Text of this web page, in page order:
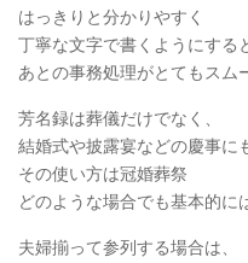
はっきりと分かりやすく
丁寧な文字で書くようにする
あとの事務処理がとてもスム
芳名録は葬儀だけでなく、
結婚式や披露宴などの慶事に
その使い方は冠婚葬祭
どのような場合でも基本的に
夫婦揃って参列する場合は、